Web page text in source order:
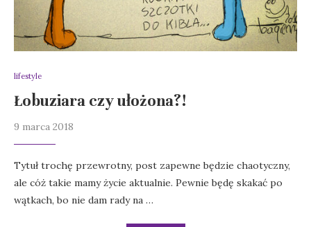
lifestyle
Łobuziara czy ułożona?!
9 marca 2018
Tytuł trochę przewrotny, post zapewne będzie chaotyczny,
ale cóż takie mamy życie aktualnie. Pewnie będę skakać po
wątkach, bo nie dam rady na …